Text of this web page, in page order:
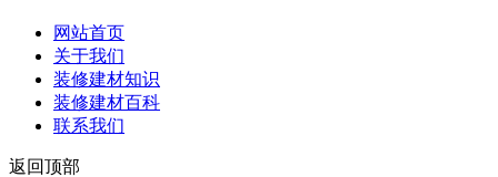
网站首页
关于我们
装修建材知识
装修建材百科
联系我们
返回顶部